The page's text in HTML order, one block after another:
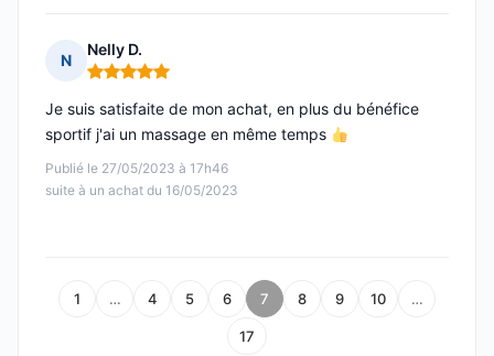
N
Nelly D.
Note : 5 sur 5
Publié le 27/05/2023 à 17h46
suite à un achat du 16/05/2023
Je suis satisfaite de mon achat, en plus du bénéfice
sportif j'ai un massage en même temps
1 … 4 5 6 7 8 9 10 …
17